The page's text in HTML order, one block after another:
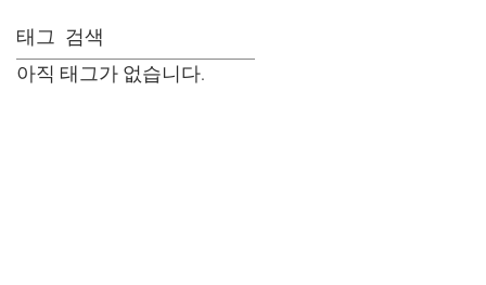
태그 검색
아직 태그가 없습니다.